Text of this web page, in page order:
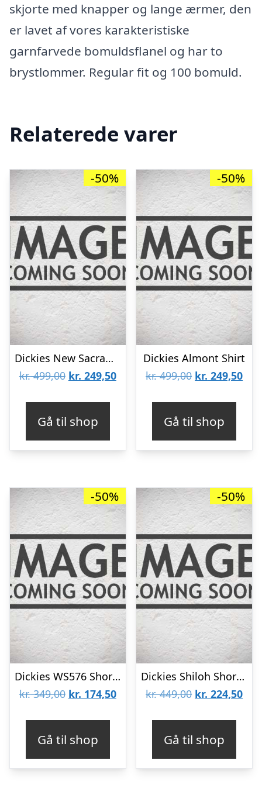
skjorte med knapper og lange ærmer, den
er lavet af vores karakteristiske
garnfarvede bomuldsflanel og har to
brystlommer. Regular fit og 100 bomuld.
Relaterede varer
-50%
Dickies New Sacramento Shirt Pine Green
kr.499,00 Den
kr. 499,00.
kr. 249,50Den
kr. 249,50.
Gå til shop
-50%
Dickies Almont Shirt
kr.499,00 Den
kr. 499,00.
kr. 249,50Den
kr.
Gå til shop
-50%
Dickies WS576 Short Sleeve Shirt Slim Fit Dark Navy
kr.349,00 Den
kr. 349,00.
kr. 174,50Den
kr. 174,50.
Gå til shop
-50%
Dickies Shiloh Short Sleeve Shirt Black
kr.449,00 Den
kr. 449,00.
kr. 224,50Den
kr.
Gå til shop